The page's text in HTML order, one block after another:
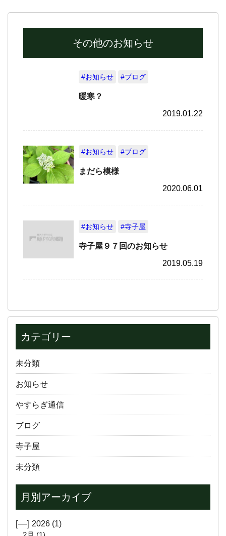
その他のお知らせ
#お知らせ #ブログ
暖寒？
2019.01.22
#お知らせ #ブログ
まだら模様
2020.06.01
#お知らせ #寺子屋
寺子屋９７回のお知らせ
2019.05.19
カテゴリー
未分類
お知らせ
やすらぎ通信
ブログ
寺子屋
未分類
月別アーカイブ
[—] 2026 (1)